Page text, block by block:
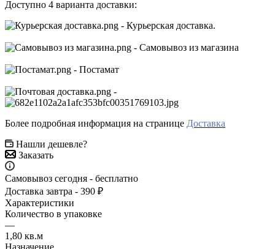
Доступно 4 варианта доставки:
- Курьерская доставка.
- Самовывоз из магазина
- Постамат
-
Более подробная информация на странице Доставка
Нашли дешевле?
Заказать
Самовывоз сегодня - бесплатно
Доставка завтра - 390 ₽
Характеристики
Количество в упаковке
—
1,80 кв.м
Назначение